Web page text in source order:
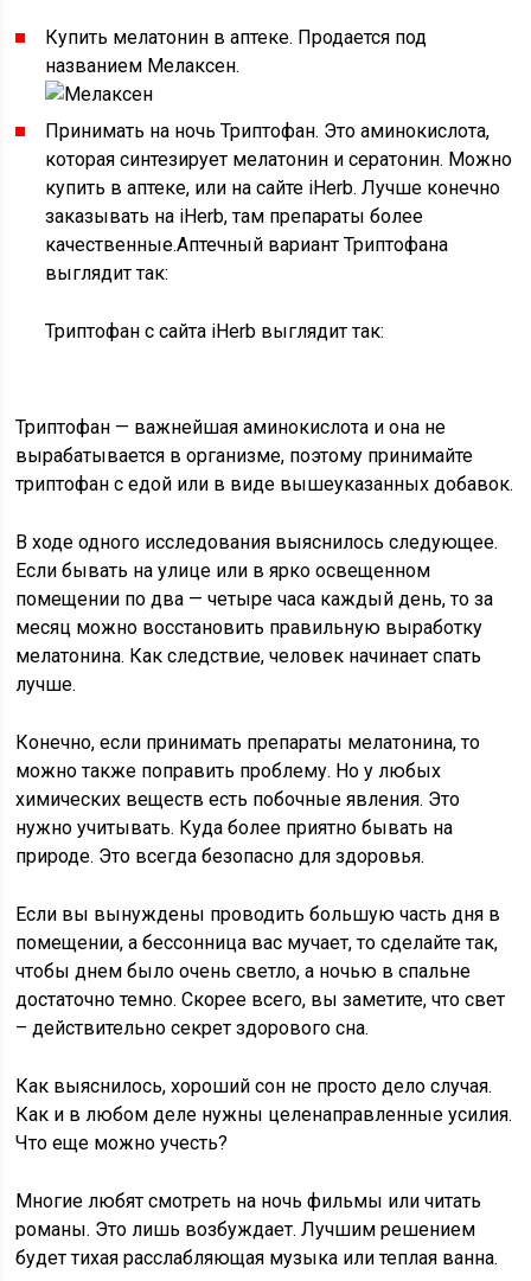
Купить мелатонин в аптеке. Продается под
названием Мелаксен.
Принимать на ночь Триптофан. Это аминокислота,
которая синтезирует мелатонин и сератонин. Можно
купить в аптеке, или на сайте iHerb. Лучше конечно
заказывать на iHerb, там препараты более
качественные.Аптечный вариант Триптофана
выглядит так:
Триптофан с сайта iHerb выглядит так:
Триптофан — важнейшая аминокислота и она не
вырабатывается в организме, поэтому принимайте
триптофан с едой или в виде вышеуказанных добавок.
В ходе одного исследования выяснилось следующее.
Если бывать на улице или в ярко освещенном
помещении по два — четыре часа каждый день, то за
месяц можно восстановить правильную выработку
мелатонина. Как следствие, человек начинает спать
лучше.
Конечно, если принимать препараты мелатонина, то
можно также поправить проблему. Но у любых
химических веществ есть побочные явления. Это
нужно учитывать. Куда более приятно бывать на
природе. Это всегда безопасно для здоровья.
Если вы вынуждены проводить большую часть дня в
помещении, а бессонница вас мучает, то сделайте так,
чтобы днем было очень светло, а ночью в спальне
достаточно темно. Скорее всего, вы заметите, что свет
– действительно секрет здорового сна.
Как выяснилось, хороший сон не просто дело случая.
Как и в любом деле нужны целенаправленные усилия.
Что еще можно учесть?
Многие любят смотреть на ночь фильмы или читать
романы. Это лишь возбуждает. Лучшим решением
будет тихая расслабляющая музыка или теплая ванна.